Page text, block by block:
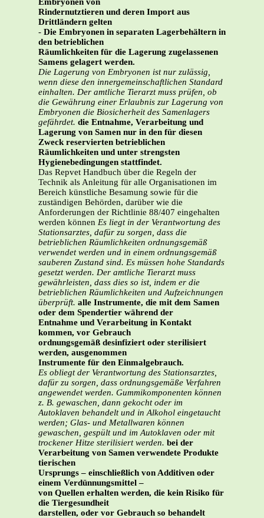
Embryonen von
Rindernutztieren und deren Import aus
Drittländern gelten
- Die Embryonen in separaten Lagerbehältern in
den betrieblichen
Räumlichkeiten für die Lagerung zugelassenen
Samens gelagert werden.
Die Lagerung von Embryonen ist nur zulässig,
wenn diese den innergemeinschaftlichen Standard
einhalten. Der amtliche Tierarzt muss prüfen, ob
die Gewährung einer Erlaubnis zur Lagerung von
Embryonen die Biosicherheit des Samenlagers
gefährdet. die Entnahme, Verarbeitung und
Lagerung von Samen nur in den für diesen
Zweck reservierten betrieblichen
Räumlichkeiten und unter strengsten
Hygienebedingungen stattfindet.
Das Repvet Handbuch über die Regeln der
Technik als Anleitung für alle Organisationen im
Bereich künstliche Besamung sowie für die
zuständigen Behörden, darüber wie die
Anforderungen der Richtlinie 88/407 eingehalten
werden können Es liegt in der Verantwortung des
Stationsarztes, dafür zu sorgen, dass die
betrieblichen Räumlichkeiten ordnungsgemäß
verwendet werden und in einem ordnungsgemäß
sauberen Zustand sind. Es müssen hohe Standards
gesetzt werden. Der amtliche Tierarzt muss
gewährleisten, dass dies so ist, indem er die
betrieblichen Räumlichkeiten und Aufzeichnungen
überprüft. alle Instrumente, die mit dem Samen
oder dem Spendertier während der
Entnahme und Verarbeitung in Kontakt
kommen, vor Gebrauch
ordnungsgemäß desinfiziert oder sterilisiert
werden, ausgenommen
Instrumente für den Einmalgebrauch.
Es obliegt der Verantwortung des Stationsarztes,
dafür zu sorgen, dass ordnungsgemäße Verfahren
angewendet werden. Gummikomponenten können
z. B. gewaschen, dann gekocht oder im
Autoklaven behandelt und in Alkohol eingetaucht
werden; Glas- und Metallwaren können
gewaschen, gespült und im Autoklaven oder mit
trockener Hitze sterilisiert werden. bei der
Verarbeitung von Samen verwendete Produkte
tierischen
Ursprungs – einschließlich von Additiven oder
einem Verdünnungsmittel –
von Quellen erhalten werden, die kein Risiko für
die Tiergesundheit
darstellen, oder vor Gebrauch so behandelt